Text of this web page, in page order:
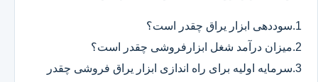
1.سوددهی ابزار یراق چقدر است؟
2.میزان درآمد شغل ابزارفروشی چقدر است؟
3.سرمایه اولیه برای راه اندازی ابزار یراق فروشی چقدر